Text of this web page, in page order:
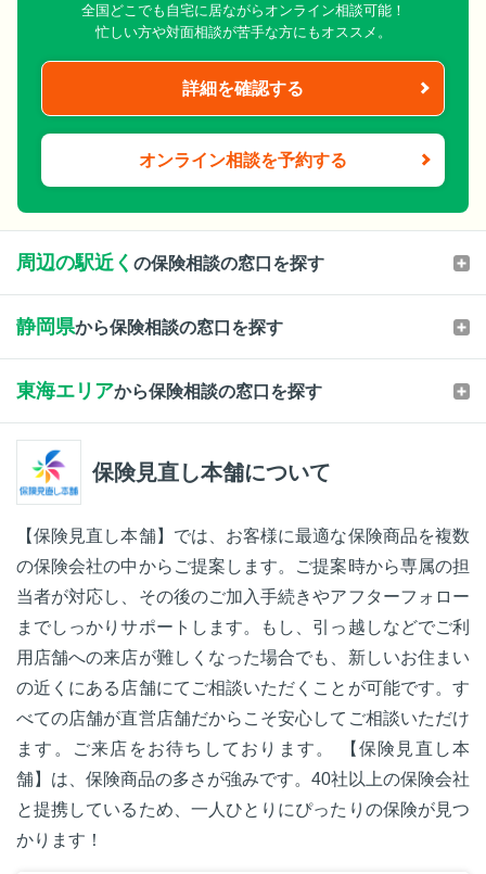
全国どこでも自宅に居ながらオンライン相談可能！
忙しい方や対面相談が苦手な方にもオススメ。
詳細を確認する
オンライン相談を予約する
周辺の駅近く の保険相談の窓口を探す
静岡県から保険相談の窓口を探す
東海エリアから保険相談の窓口を探す
保険見直し本舗について
【保険見直し本舗】では、お客様に最適な保険商品を複数
の保険会社の中からご提案します。ご提案時から専属の担
当者が対応し、その後のご加入手続きやアフターフォロー
までしっかりサポートします。もし、引っ越しなどでご利
用店舗への来店が難しくなった場合でも、新しいお住まい
の近くにある店舗にてご相談いただくことが可能です。す
べての店舗が直営店舗だからこそ安心してご相談いただけ
ます。ご来店をお待ちしております。 【保険見直し本
舗】は、保険商品の多さが強みです。40社以上の保険会社
と提携しているため、一人ひとりにぴったりの保険が見つ
かります！